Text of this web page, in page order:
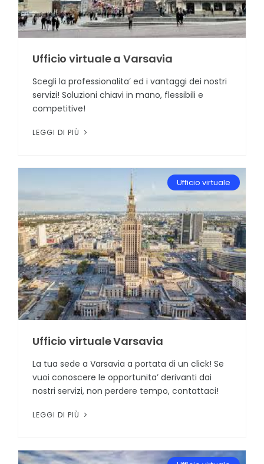
Ufficio virtuale a Varsavia
Scegli la professionalita’ ed i vantaggi dei nostri
servizi! Soluzioni chiavi in mano, flessibili e
competitive!
LEGGI DI PIÙ
Ufficio virtuale
Ufficio virtuale Varsavia
La tua sede a Varsavia a portata di un click! Se
vuoi conoscere le opportunita’ derivanti dai
nostri servizi, non perdere tempo, contattaci!
LEGGI DI PIÙ